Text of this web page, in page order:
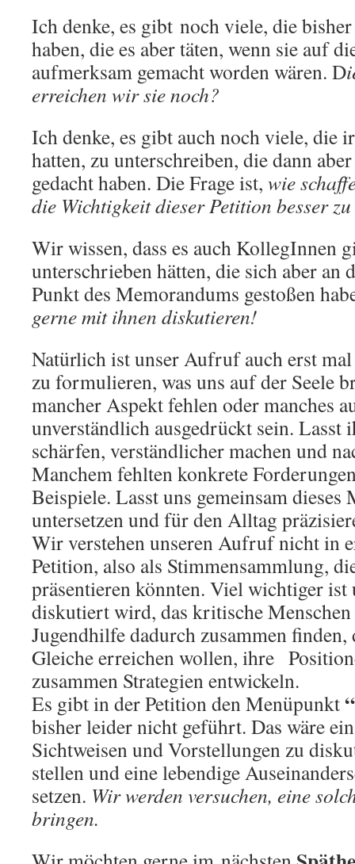
Ich denke, es gibt noch viele, die
haben, die es aber täten, wenn sie auf
aufmerksam gemacht worden wären. D
erreichen wir sie noch?
Ich denke, es gibt auch noch viele, die
hatten, zu unterschreiben, die dann
gedacht haben. Die Frage ist, wie
die Wichtigkeit dieser Petition besser
Wir wissen, dass es auch KollegInnen
unterschrieben hätten, die sich aber an
Punkt des Memorandums gestoßen
gerne mit ihnen diskutieren!
Natürlich ist unser Aufruf auch erst
zu formulieren, was uns auf der Seele
mancher Aspekt fehlen oder manches
unverständlich ausgedrückt sein. Lasst
schärfen, verständlicher machen und
Manchem fehlten konkrete
Beispiele. Lasst uns gemeinsam dieses
untersetzen und für den Alltag
Wir verstehen unseren Aufruf nicht in
Petition, also als Stimmensammlung,
präsentieren könnten. Viel wichtiger
diskutiert wird, das kritische
Jugendhilfe dadurch zusammen finden,
Gleiche erreichen wollen, ihre
zusammen Strategien entwickeln.
Es gibt in der Petition den Menüpunkt
bisher leider nicht geführt. Das wäre
Sichtweisen und Vorstellungen zu
stellen und eine lebendige
setzen. Wir werden versuchen, eine
bringen.